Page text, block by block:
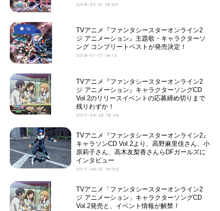
2018-02-21 19:00
52
TVアニメ『ファンタシースターオンライン2
ジ アニメーション』主題歌・キャラクターソ
ング コンプリートベストが発売決定！
2018-01-17 18:10
TVアニメ『ファンタシースターオンライン2
ジ アニメーション』キャラクターソングCD
Vol.2のリリースイベントの応募締め切りまで
残りわずか！
2017-06-23 18:45
TVアニメ『ファンタシースターオンライン2』
キャラソンCD Vol.2より、高野麻里佳さん、小
原莉子さん、高木友梨香さんらDFガールズに
インタビュー
2017-06-21 18:00
TVアニメ「ファンタシースターオンライン2
ジ アニメーション」キャラクターソングCD
Vol.2発売と、イベント情報が解禁！